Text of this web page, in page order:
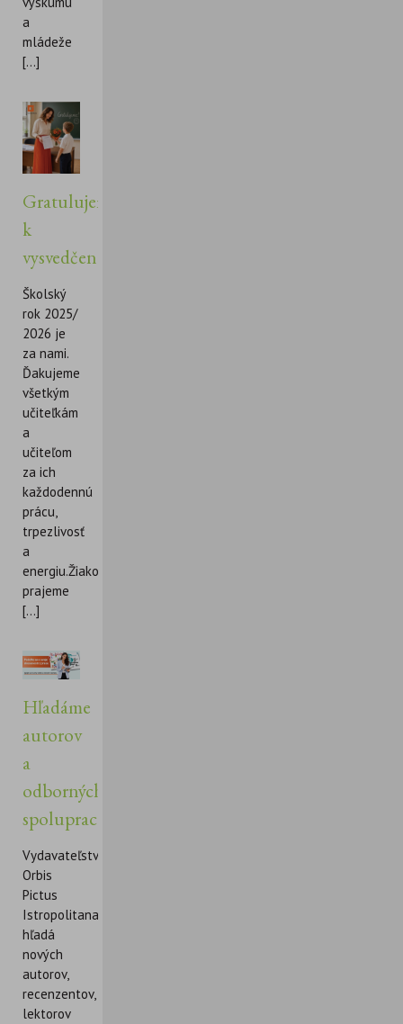
a
mládeže
[...]
Gratulujeme
k
vysvedčeniu!
Školský
rok 2025/
2026 je
za nami.
Ďakujeme
všetkým
učiteľkám
a
učiteľom
za ich
každodennú
prácu,
trpezlivosť
a
energiu.Žiakom
prajeme
[...]
Hľadáme
autorov
a
odborných
spolupracovníkov
Vydavateľstvo
Orbis
Pictus
Istropolitana
hľadá
nových
autorov,
recenzentov,
lektorov